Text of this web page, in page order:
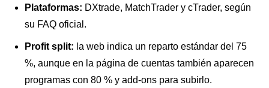
Plataformas: DXtrade, MatchTrader y cTrader, según
su FAQ oficial.
Profit split: la web indica un reparto estándar del 75
%, aunque en la página de cuentas también aparecen
programas con 80 % y add-ons para subirlo.